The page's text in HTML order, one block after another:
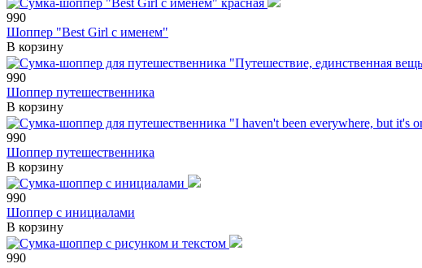
990
Шоппер "Best Girl с именем"
В корзину
990
Шоппер путешественника
В корзину
990
Шоппер путешественника
В корзину
990
Шоппер с инициалами
В корзину
990